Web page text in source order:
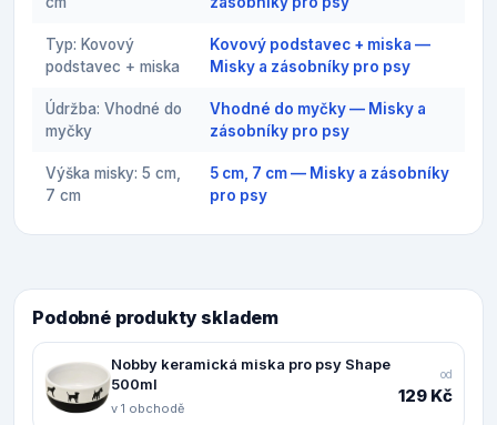
Typ: Kovový
podstavec + miska
Kovový podstavec + miska —
Misky a zásobníky pro psy
Údržba: Vhodné do
myčky
Vhodné do myčky — Misky a
zásobníky pro psy
Výška misky: 5 cm,
7 cm
5 cm, 7 cm — Misky a zásobníky
pro psy
Podobné produkty skladem
Nobby keramická miska pro psy Shape
500ml
v 1 obchodě
od
129 Kč